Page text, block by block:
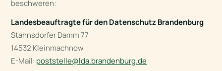
beschweren:
Landesbeauftragte für den Datenschutz Brandenburg
Stahnsdorfer Damm 77
14532 Kleinmachnow
E-Mail: poststelle@lda.brandenburg.de